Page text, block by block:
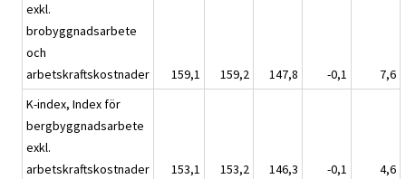
exkl.
brobyggnadsarbete
och
arbetskraftskostnader
159,1 159,2 147,8 -0,1
7,6
K-index, Index för
bergbyggnadsarbete
exkl.
arbetskraftskostnader
153,1 153,2 146,3 -0,1
4,6